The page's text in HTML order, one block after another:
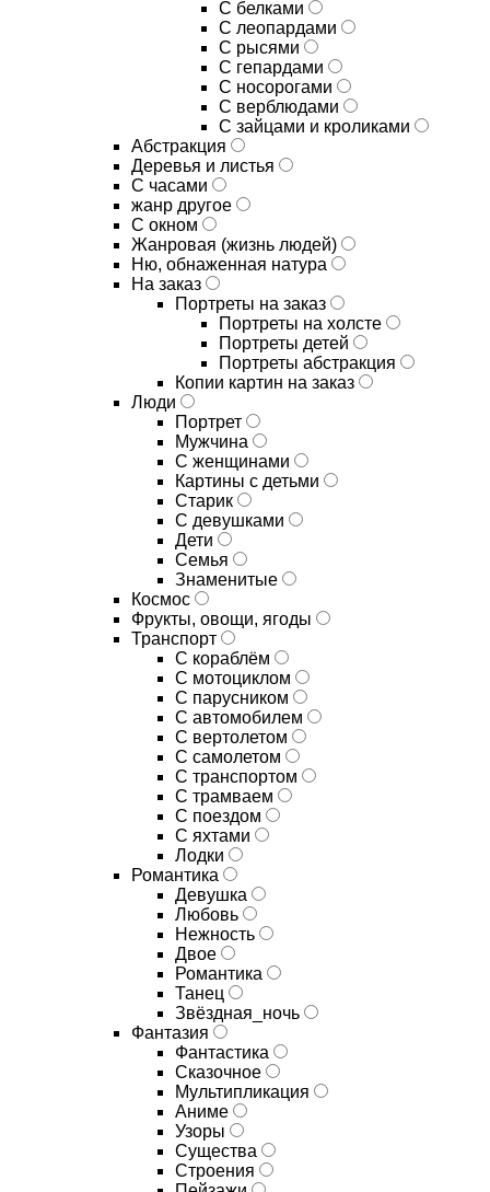
С белками
С леопардами
С рысями
С гепардами
С носорогами
С верблюдами
С зайцами и кроликами
Абстракция
Деревья и листья
С часами
жанр другое
С окном
Жанровая (жизнь людей)
Ню, обнаженная натура
На заказ
Портреты на заказ
Портреты на холсте
Портреты детей
Портреты абстракция
Копии картин на заказ
Люди
Портрет
Мужчина
С женщинами
Картины с детьми
Старик
С девушками
Дети
Семья
Знаменитые
Космос
Фрукты, овощи, ягоды
Транспорт
С кораблём
С мотоциклом
С парусником
С автомобилем
С вертолетом
С самолетом
С транспортом
С трамваем
С поездом
С яхтами
Лодки
Романтика
Девушка
Любовь
Нежность
Двое
Романтика
Танец
Звёздная_ночь
Фантазия
Фантастика
Сказочное
Мультипликация
Аниме
Узоры
Существа
Строения